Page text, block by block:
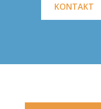
KONTAKT